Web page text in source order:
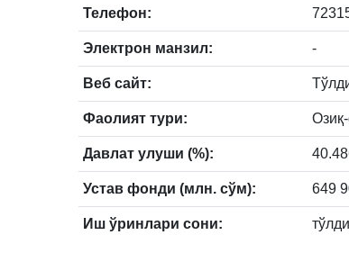
Телефон:
Электрон манзил: -
Веб сайт:
Фаолият тури:
Давлат улуши (%):
Устав фонди (млн. сўм): 649
Иш ўринлари сони: